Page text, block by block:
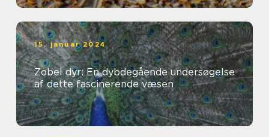
15. januar 2024
Zobel dyr: En dybdegående undersøgelse
af dette fascinerende væsen